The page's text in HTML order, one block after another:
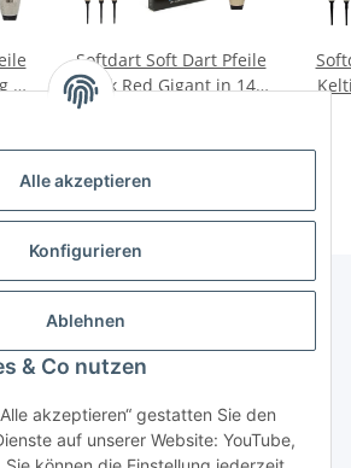
Alle akzeptieren
Konfigurieren
Ablehnen
& Co nutzen
akzeptieren“ gestatten Sie den
auf unserer Website: YouTube,
+
Softdart Soft Dart Pfeile
Keltik Red Gigant in 14g,